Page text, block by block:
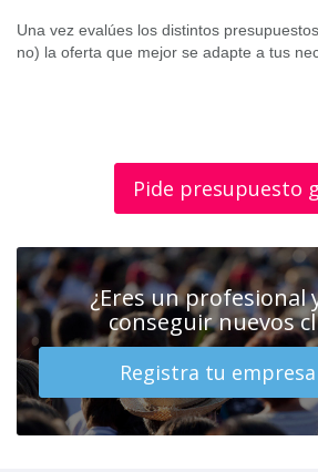
Una vez evalúes los distintos
no) la oferta que mejor se adapte a tus
Pide presupuesto
¿Eres un profesional
conseguir nuevos
Registra tu